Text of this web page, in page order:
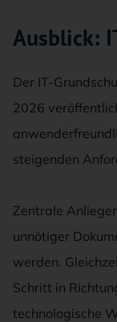
Ausblick:
Der IT-
2026
steigenden
Zentrale
unnötiger
werden.
Schritt in
technologische